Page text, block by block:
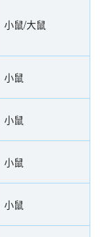
小鼠/大鼠
小鼠
小鼠
小鼠
小鼠